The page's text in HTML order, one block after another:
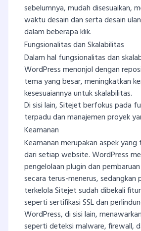
sebelumnya, mudah disesuaikan,
waktu desain dan serta desain
dalam beberapa klik.
Fungsionalitas dan Skalabilitas
Dalam hal fungsionalitas dan
WordPress menonjol dengan
tema yang besar, meningkatkan
kesesuaiannya untuk skalabilitas.
Di sisi lain, Sitejet berfokus pada
terpadu dan manajemen proyek
Keamanan
Keamanan merupakan aspek
dari setiap website. WordPress
pengelolaan plugin dan
secara terus-menerus,
terkelola Sitejet sudah dibekali
seperti sertifikasi SSL dan
WordPress, di sisi lain,
seperti deteksi malware, firewall,